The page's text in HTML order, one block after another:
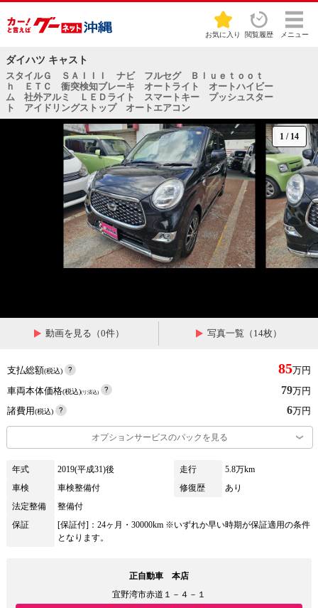
お気に入り 閲覧履歴 メニュー
ダイハツ キャスト
スタイルＧ ＳＡＩＩＩ ナビ フルセグ Ｂｌｕｅｔｏｏｔ
ｈ ＥＴＣ 衝突検知ブレーキ オートライト オートハイビー
ム 社外アルミ ＬＥＤライト スマートキー プッシュスター
ト アイドリングストップ オートエアコン
1 / 14
動画を見る（0件） 写真一覧（14枚）
支払総額(税込) 85万円
車両本体価格(税込)(リ済込) 79万円
諸費用(税込) 6万円
オプションサービスのパックを見る
年式 2019(平成31)後 走行
5.8万km
車検
車検整備付 修復歴
あり
法定整備
整備付
保証
[保証付]：24ヶ月・30000km ※いずれか早い時期が保証適用の条件
となります。
正自動車 本店
宜野湾市赤道１－４－１